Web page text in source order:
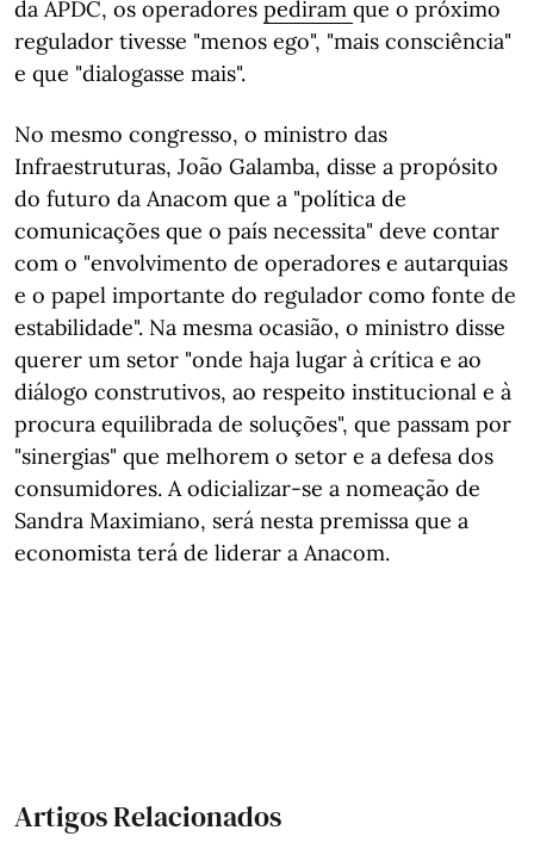
da APDC, os operadores pediram que o próximo
regulador tivesse "menos ego", "mais consciência"
e que "dialogasse mais".
No mesmo congresso, o ministro das
Infraestruturas, João Galamba, disse a propósito
do futuro da Anacom que a "política de
comunicações que o país necessita" deve contar
com o "envolvimento de operadores e autarquias
e o papel importante do regulador como fonte de
estabilidade". Na mesma ocasião, o ministro disse
querer um setor "onde haja lugar à crítica e ao
diálogo construtivos, ao respeito institucional e à
procura equilibrada de soluções", que passam por
"sinergias" que melhorem o setor e a defesa dos
consumidores. A odicializar-se a nomeação de
Sandra Maximiano, será nesta premissa que a
economista terá de liderar a Anacom.
Artigos Relacionados